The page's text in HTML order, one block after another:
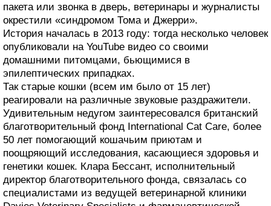
пакета или звонка в дверь, ветеринары и журналисты
окрестили «синдромом Тома и Джерри».
История началась в 2013 году: тогда несколько человек
опубликовали на YouTube видео со своими
домашними питомцами, бьющимися в
эпилептических припадках.
Так старые кошки (всем им было от 15 лет)
реагировали на различные звуковые раздражители.
Удивительным недугом заинтересовался британский
благотворительный фонд International Cat Care, более
50 лет помогающий кошачьим приютам и
поощряющий исследования, касающиеся здоровья и
генетики кошек. Клара Бессант, исполнительный
директор благотворительного фонда, связалась со
специалистами из ведущей ветеринарной клиники